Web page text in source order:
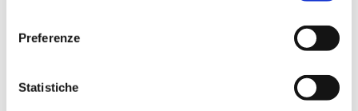
Preferenze
Statistiche
Novembre 2022
Settembre 2022